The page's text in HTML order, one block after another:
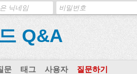
Q&A
문 태그 사용자 질문하기